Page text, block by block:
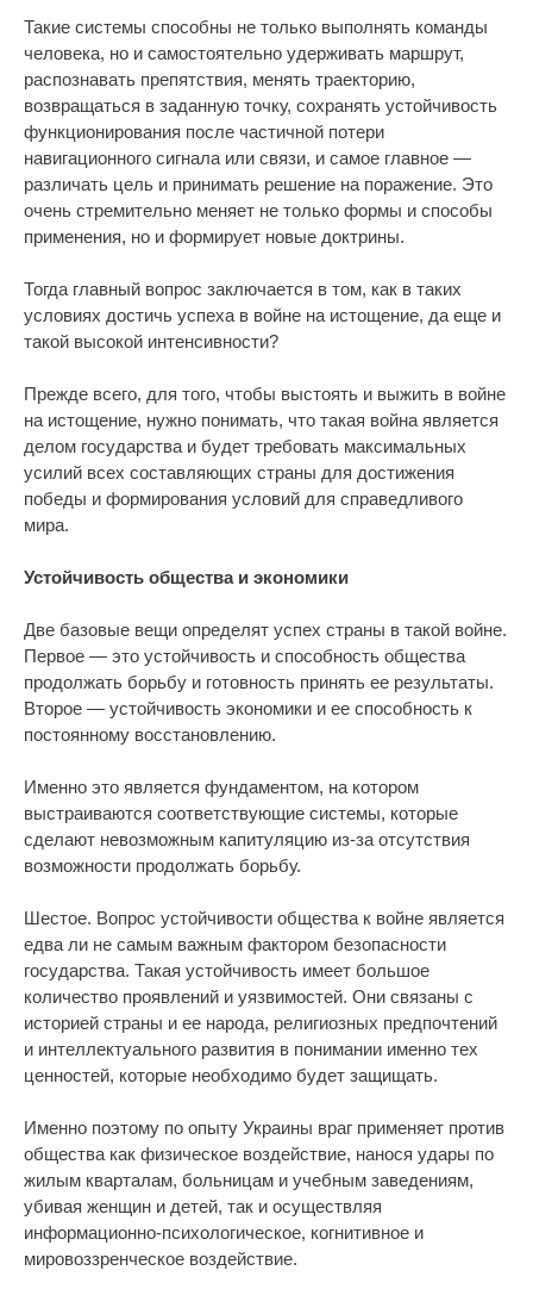
Такие системы способны не только выполнять команды
человека, но и самостоятельно удерживать маршрут,
распознавать препятствия, менять траекторию,
возвращаться в заданную точку, сохранять устойчивость
функционирования после частичной потери
навигационного сигнала или связи, и самое главное —
различать цель и принимать решение на поражение. Это
очень стремительно меняет не только формы и способы
применения, но и формирует новые доктрины.
Тогда главный вопрос заключается в том, как в таких
условиях достичь успеха в войне на истощение, да еще и
такой высокой интенсивности?
Прежде всего, для того, чтобы выстоять и выжить в войне
на истощение, нужно понимать, что такая война является
делом государства и будет требовать максимальных
усилий всех составляющих страны для достижения
победы и формирования условий для справедливого
мира.
Устойчивость общества и экономики
Две базовые вещи определят успех страны в такой войне.
Первое — это устойчивость и способность общества
продолжать борьбу и готовность принять ее результаты.
Второе — устойчивость экономики и ее способность к
постоянному восстановлению.
Именно это является фундаментом, на котором
выстраиваются соответствующие системы, которые
сделают невозможным капитуляцию из-за отсутствия
возможности продолжать борьбу.
Шестое. Вопрос устойчивости общества к войне является
едва ли не самым важным фактором безопасности
государства. Такая устойчивость имеет большое
количество проявлений и уязвимостей. Они связаны с
историей страны и ее народа, религиозных предпочтений
и интеллектуального развития в понимании именно тех
ценностей, которые необходимо будет защищать.
Именно поэтому по опыту Украины враг применяет против
общества как физическое воздействие, нанося удары по
жилым кварталам, больницам и учебным заведениям,
убивая женщин и детей, так и осуществляя
информационно-психологическое, когнитивное и
мировоззренческое воздействие.